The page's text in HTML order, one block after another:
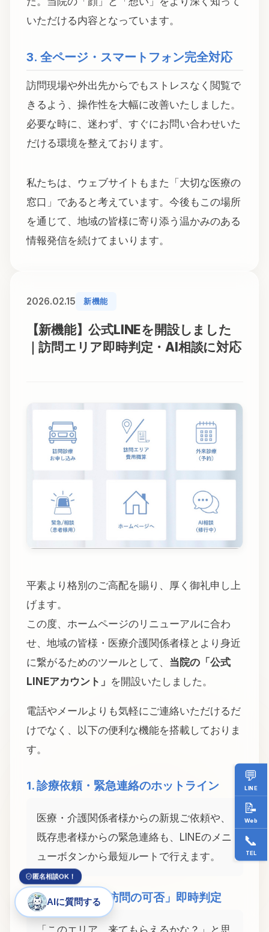
匿名相談OK！
AIに質問する
いただける内容となっています。
3. 全ページ・スマートフォン完全対応
訪問現場や外出先からでもストレスなく閲覧で
きるよう、操作性を大幅に改善いたしました。
必要な時に、迷わず、すぐにお問い合わせいた
だける環境を整えております。
私たちは、ウェブサイトもまた「大切な医療の
窓口」であると考えています。今後もこの場所
を通じて、地域の皆様に寄り添う温かみのある
情報発信を続けてまいります。
2026.02.15 新機能
【新機能】公式LINEを開設しました
｜訪問エリア即時判定・AI相談に対応
平素より格別のご高配を賜り、厚く御礼申し上
げます。
この度、ホームページのリニューアルに合わ
せ、地域の皆様・医療介護関係者様とより身近
に繋がるためのツールとして、 当院の「公式
LINEアカウント」 を開設いたしました。
電話やメールよりも気軽にご連絡いただけるだ
けでなく、以下の便利な機能を搭載しておりま
す。
1. 診療依頼・緊急連絡のホットライン
医療・介護関係者様からの新規ご依頼や、
既存患者様からの緊急連絡も、LINEのメニ
ューボタンから最短ルートで行えます。
2. 住所入力で「訪問の可否」即時判定
「このエリア、来てもらえるかな？」と思
💬
LINE
📝
Web
📞
TEL